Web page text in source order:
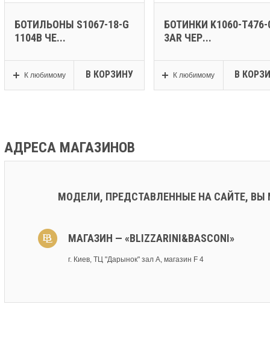
БОТИЛЬОНЫ S1067-18-G
1104B ЧЕ...
К любимому В КОРЗИНУ
БОТИНКИ K1060-T476-
3AR ЧЕР...
К любимому В
АДРЕСА МАГАЗИНОВ
МОДЕЛИ, ПРЕДСТАВЛЕННЫЕ НА САЙТЕ,
МАГАЗИН — «BLIZZARINI&BASCONI»
г. Киев, ТЦ "Дарынок" зал А, магазин F 4